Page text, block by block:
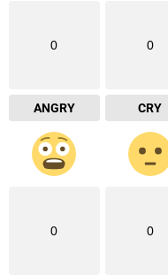
0
ANGRY
0
CRY
0 0